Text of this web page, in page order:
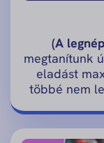
(A
megtanítunk
eladást
többé nem